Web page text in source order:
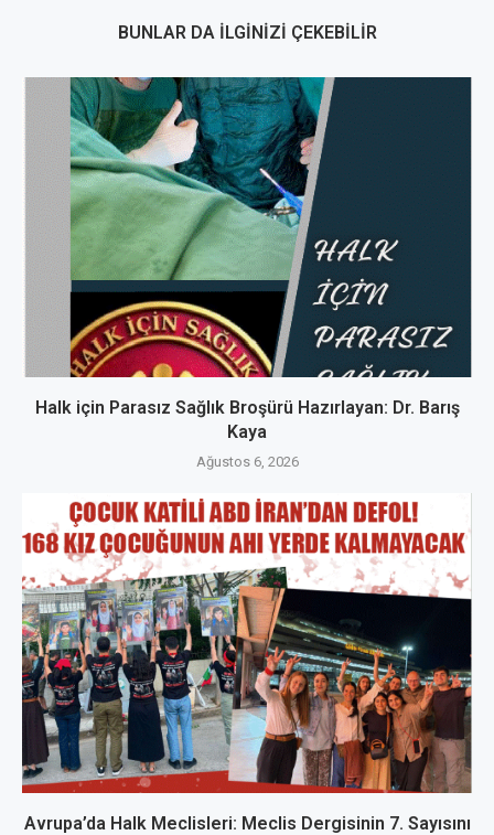
BUNLAR DA İLGINIZI ÇEKEBILIR
Halk için Parasız Sağlık Broşürü Hazırlayan: Dr. Barış
Kaya
Ağustos 6, 2026
Avrupa’da Halk Meclisleri: Meclis Dergisinin 7. Sayısını